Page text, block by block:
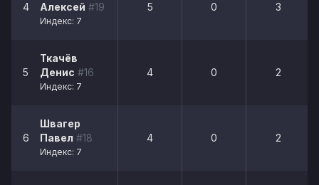
4
Алексей #19
Индекс: 7
5 0 3
5
Ткачёв
Денис #16
Индекс: 7
4 0 2
6
Швагер
Павел #18
Индекс: 7
4 0 2